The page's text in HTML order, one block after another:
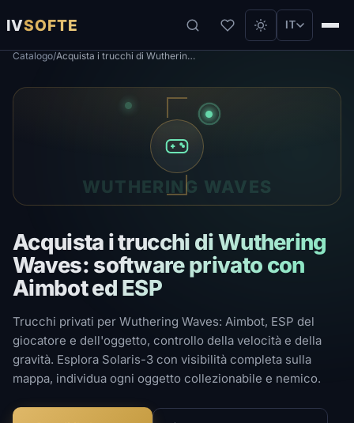
IVSOFTE IT
Catalogo/ Acquista i trucchi di Wuthering Waves: software privato con Aimbot ed ESP
Acquista i trucchi di Wuthering
Waves: software privato con
Aimbot ed ESP
Trucchi privati ​​per Wuthering Waves: Aimbot, ESP del
giocatore e dell'oggetto, controllo della velocità e della
gravità. Esplora Solaris-3 con visibilità completa sulla
mappa, individua ogni oggetto collezionabile e nemico.
WUTHERING WAVES